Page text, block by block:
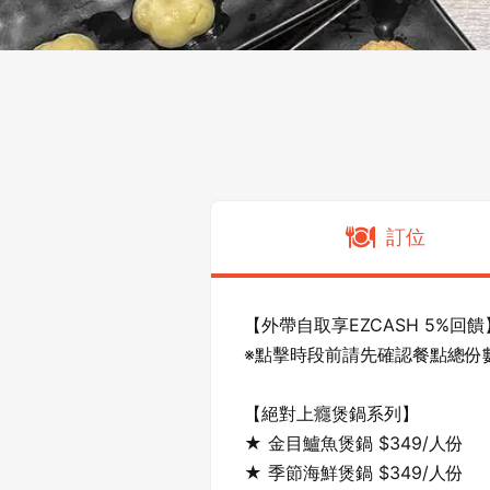
訂位
【外帶自取享EZCASH 5%回饋
※點擊時段前請先確認餐點總
【絕對上癮煲鍋系列】
★ 金目鱸魚煲鍋 $349/人份
★ 季節海鮮煲鍋 $349/人份